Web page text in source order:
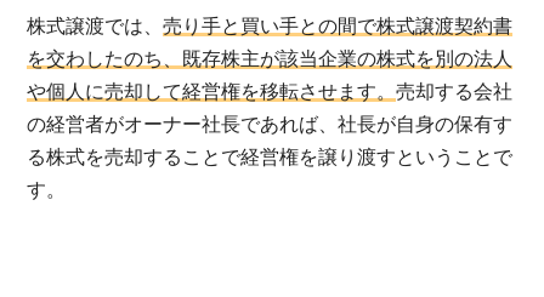
株式譲渡では、売り手と買い手との間で株式譲渡契約書
を交わしたのち、既存株主が該当企業の株式を別の法人
や個人に売却して経営権を移転させます。売却する会社
の経営者がオーナー社長であれば、社長が自身の保有す
る株式を売却することで経営権を譲り渡すということで
す。